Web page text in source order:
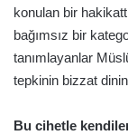
konulan bir
bağımsız bir
tanımlayanlar
tepkinin bizzat
Bu cihetle